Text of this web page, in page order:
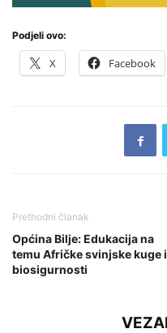
Podjeli ovo:
X Facebook
Prethodni članak
Općina Bilje: Edukacija na
temu Afričke svinjske kuge i
biosigurnosti